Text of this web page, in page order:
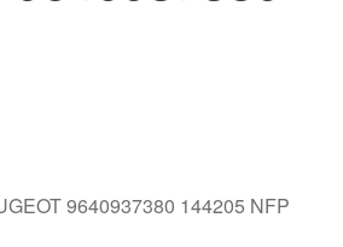
9640937380 144205 NFP